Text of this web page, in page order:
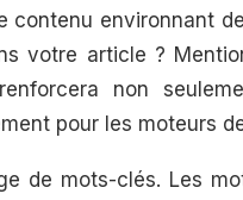
contenu environnant
votre article ?
non
pour les moteurs
de mots-clés. Les